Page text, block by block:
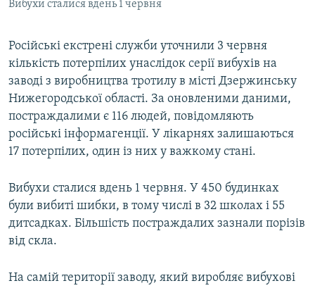
ІНФОГРАФІКА
ДОЛУЧАЙСЯ!
Усі сайти RFE/RL
Вибухи сталися вдень 1 червня
Російські екстрені служби уточнили 3 червня
кількість потерпілих унаслідок серії вибухів на
заводі з виробництва тротилу в місті Дзержинську
Нижегородської області. За оновленими даними,
постраждалими є 116 людей, повідомляють
російські інформагенції. У лікарнях залишаються
17 потерпілих, один із них у важкому стані.
Вибухи сталися вдень 1 червня. У 450 будинках
були вибиті шибки, в тому числі в 32 школах і 55
дитсадках. Більшість постраждалих зазнали порізів
від скла.
На самій території заводу, який виробляє вибухові